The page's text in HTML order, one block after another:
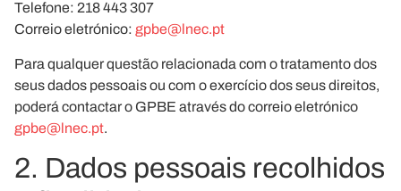
Telefone: 218 443 307
Correio eletrónico: gpbe@lnec.pt
Para qualquer questão relacionada com o tratamento dos
seus dados pessoais ou com o exercício dos seus direitos,
poderá contactar o GPBE através do correio eletrónico
gpbe@lnec.pt.
2. Dados pessoais recolhidos